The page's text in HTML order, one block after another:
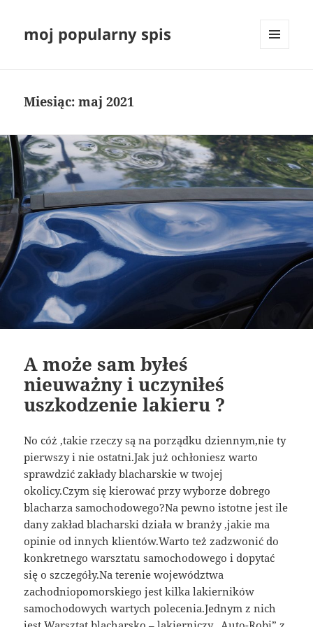
moj popularny spis
Miesiąc:maj 2021
A może sam byłeś
nieuważny i uczyniłeś
uszkodzenie lakieru ?
No cóż ,takie rzeczy są na porządku dziennym,nie ty
pierwszy i nie ostatni.Jak już ochłoniesz warto
sprawdzić zakłady blacharskie w twojej
okolicy.Czym się kierować przy wyborze dobrego
blacharza samochodowego?Na pewno istotne jest ile
dany zakład blacharski działa w branży ,jakie ma
opinie od innych klientów.Warto też zadzwonić do
konkretnego warsztatu samochodowego i dopytać
się o szczegóły.Na terenie województwa
zachodniopomorskiego jest kilka lakierników
samochodowych wartych polecenia.Jednym z nich